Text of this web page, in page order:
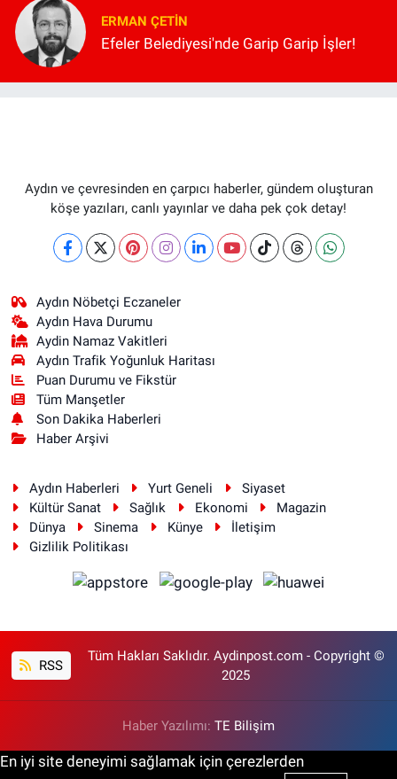
ERMAN ÇETIN
Efeler Belediyesi'nde Garip Garip İşler!
Aydın ve çevresinden en çarpıcı haberler, gündem oluşturan
köşe yazıları, canlı yayınlar ve daha pek çok detay!
Aydın Nöbetçi Eczaneler
Aydın Hava Durumu
Aydin Namaz Vakitleri
Aydın Trafik Yoğunluk Haritası
Puan Durumu ve Fikstür
Tüm Manşetler
Son Dakika Haberleri
Haber Arşivi
Aydın Haberleri Yurt Geneli
Siyaset
Kültür Sanat
Sağlık Ekonomi
Magazin
Dünya
Sinema Künye
İletişim
Gizlilik Politikası
RSS
Tüm Hakları Saklıdır. Aydinpost.com - Copyright ©
2025
Haber Yazılımı: TE Bilişim
En iyi site deneyimi sağlamak için çerezlerden